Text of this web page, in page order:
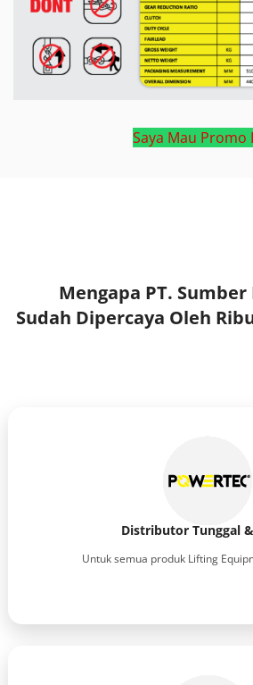
Saya Mau Promo
Mengapa PT. Sumber
Sudah Dipercaya Oleh
Distributor Tunggal
Untuk semua produk Lifting